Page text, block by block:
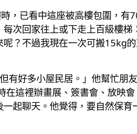
，已看中這座被高樓包圍，有
次回家往上或下走上百級樓梯
？不過我現在一次可搬15kg的
有好多小屋民居。」他幫忙朋
這裡辦畫展、簽書會、放映
起聊天。他覺得，要自然保育